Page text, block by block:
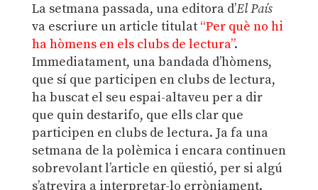
La setmana passada, una editora d’El País
va escriure un article titulat “Per què no hi
ha hòmens en els clubs de lectura”.
Immediatament, una bandada d’hòmens,
que sí que participen en clubs de lectura,
ha buscat el seu espai-altaveu per a dir
que quin destarifo, que ells clar que
participen en clubs de lectura. Ja fa una
setmana de la polèmica i encara continuen
sobrevolant l’article en qüestió, per si algú
s’atrevira a interpretar-lo erròniament.